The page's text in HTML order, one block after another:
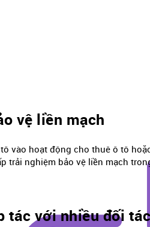
vệ liền mạch
vào hoạt động cho thuê ô tô
trải nghiệm bảo vệ liền mạch
tác với nhiều đối